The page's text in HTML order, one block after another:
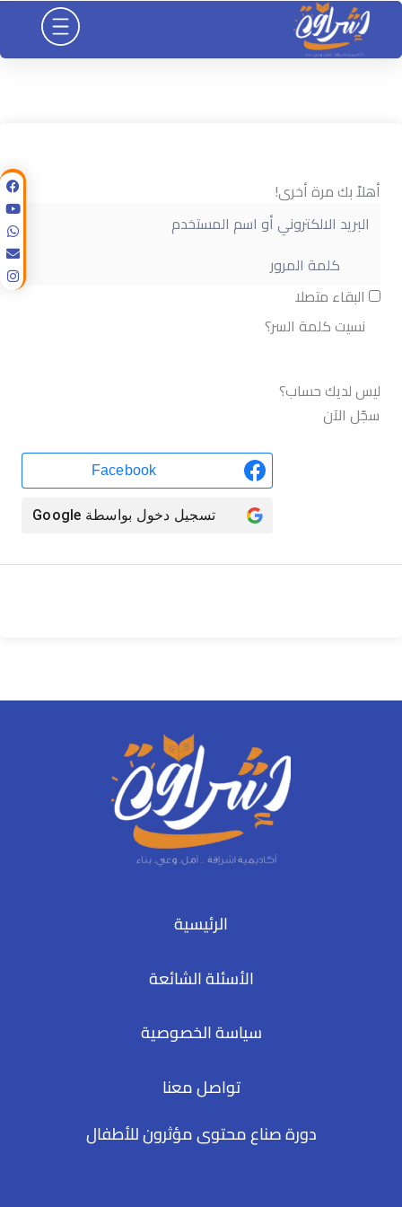
تخطي
المحتوى
أهلاً بك مرة أخرى!
البقاء متصلا
نسيت كلمة السر؟
ليس لديك حساب؟
سجّل الآن
Facebook
تسجيل دخول بواسطة Google
الرئيسية
الأسئلة الشائعة
سياسة الخصوصية
تواصل معنا
دورة صناع محتوى مؤثرون للأطفال